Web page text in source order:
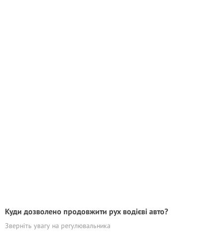
Куди дозволено продовжити рух водієві авто?
Зверніть увагу на регулювальника